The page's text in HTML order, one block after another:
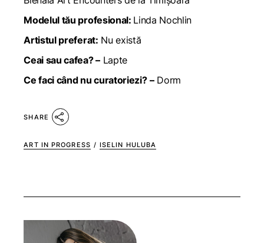
Modelul tău profesional: Linda Nochlin
Artistul preferat: Nu există
Ceai sau cafea? –Lapte
Ce faci când nu curatoriezi? –Dorm
SHARE
ART IN PROGRESS / ISELIN HULUBA